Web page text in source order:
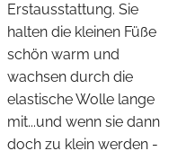
Erstausstattung. Sie
halten die kleinen Füße
schön warm und
wachsen durch die
elastische Wolle lange
mit...und wenn sie dann
doch zu klein werden -